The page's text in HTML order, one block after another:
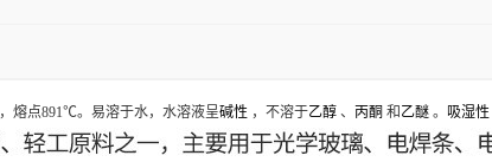
，熔点891℃。易溶于水，水溶液呈碱性 ，不溶于乙醇 、 丙酮 和 乙醚 。 吸湿性